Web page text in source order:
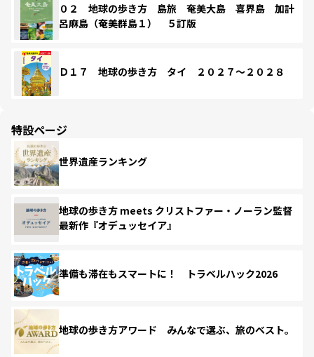
０２ 地球の歩き方 島旅 奄美大島 喜界島 加計
呂麻島（奄美群島１） ５訂版
Ｄ１７ 地球の歩き方 タイ ２０２７～２０２８
特設ページ
世界遺産ランキング
地球の歩き方 meets クリストファー・ノーラン監督
最新作『オデュッセイア』
準備も滞在もスマートに！ トラベルハック2026
地球の歩き方アワード みんなで選ぶ、旅のベスト。